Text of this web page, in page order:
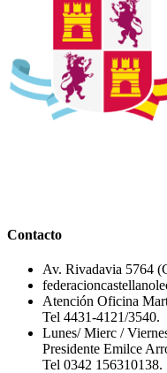
Contacto
Av. Rivadavia 5764
Atención Oficina
Tel 4431-4121/3540.
Lunes/ Mierc /
Presidente Emilce
Tel 0342 156310138.